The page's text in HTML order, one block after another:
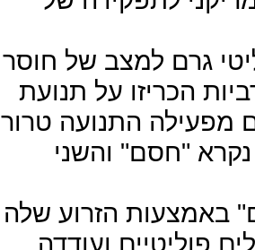
גרם למצב של חוסר
הכריזו על תנועת
מפעילה התנועה טרור
נקרא "חסם" והשני
באמצעות הזרוע שלה
פוליטיים ועודדה